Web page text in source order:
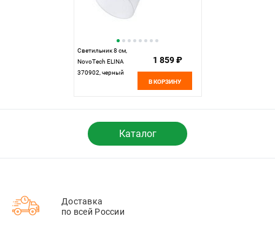
Светильник 8 см,
NovoTech ELINA
370902, черный
1 859 ₽
В КОРЗИНУ
Каталог
Доставка
по всей России